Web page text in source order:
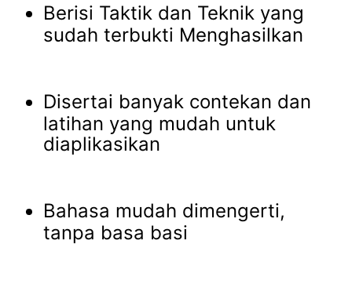
Berisi Taktik dan Teknik yang
sudah terbukti Menghasilkan
Disertai banyak contekan dan
latihan yang mudah untuk
diaplikasikan
Bahasa mudah dimengerti,
tanpa basa basi